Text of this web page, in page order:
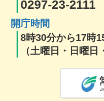
0297-23-2111
開庁時間
8時30分から17時
（土曜日・日曜日